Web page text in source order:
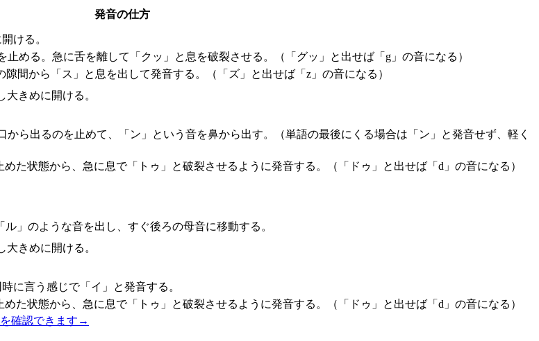
発音の仕方
ける。
める。急に舌を離して「クッ」と息を破裂させる。（「グッ」と出せば「g」の音になる）
間から「ス」と息を出して発音する。（「ズ」と出せば「z」の音になる）
大きめに開ける。
から出るのを止めて、「ン」という音を鼻から出す。（単語の最後にくる場合は「ン」と発音せず、軽く
た状態から、急に息で「トゥ」と破裂させるように発音する。（「ドゥ」と出せば「d」の音になる）
」のような音を出し、すぐ後ろの母音に移動する。
大きめに開ける。
に言う感じで「イ」と発音する。
た状態から、急に息で「トゥ」と破裂させるように発音する。（「ドゥ」と出せば「d」の音になる）
確認できます →